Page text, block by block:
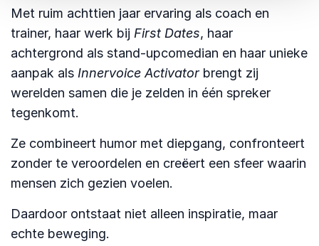
Met ruim achttien jaar ervaring als coach en
trainer, haar werk bij First Dates, haar
achtergrond als stand-upcomedian en haar unieke
aanpak als Innervoice Activatorbrengt zij
werelden samen die je zelden in één spreker
tegenkomt.
Ze combineert humor met diepgang, confronteert
zonder te veroordelen en creëert een sfeer waarin
mensen zich gezien voelen.
Daardoor ontstaat niet alleen inspiratie, maar
echte beweging.